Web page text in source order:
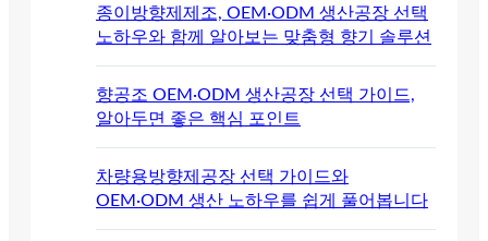
종이방향제제조, OEM·ODM 생산공장 선택
노하우와 함께 알아보는 맞춤형 향기 솔루션
향공조 OEM·ODM 생산공장 선택 가이드,
알아두면 좋은 핵심 포인트
차량용방향제공장 선택 가이드와
OEM·ODM 생산 노하우를 쉽게 풀어봅니다